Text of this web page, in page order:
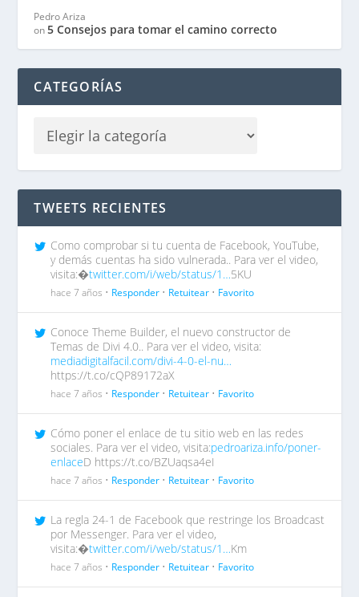
Pedro Ariza
on5 Consejos para tomar el camino correcto
CATEGORÍAS
TWEETS RECIENTES
Como comprobar si tu cuenta de Facebook, YouTube,
y demás cuentas ha sido vulnerada.. Para ver el video,
visita:�twitter.com/i/web/status/1…5KU
hace 7 años • Responder • Retuitear • Favorito
Conoce Theme Builder, el nuevo constructor de
Temas de Divi 4.0.. Para ver el video, visita:
mediadigitalfacil.com/divi-4-0-el-nu…
https://t.co/cQP89172aX
hace 7 años • Responder • Retuitear • Favorito
Cómo poner el enlace de tu sitio web en las redes
sociales. Para ver el video, visita:pedroariza.info/poner-
enlaceD https://t.co/BZUaqsa4eI
hace 7 años • Responder • Retuitear • Favorito
La regla 24-1 de Facebook que restringe los Broadcast
por Messenger. Para ver el video,
visita:�twitter.com/i/web/status/1…Km
hace 7 años • Responder • Retuitear • Favorito